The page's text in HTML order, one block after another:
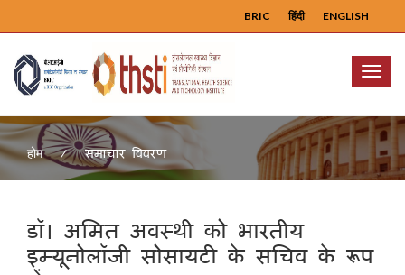
ENGLISH
हिंदी
BRIC
Menu
होम समाचार विवरण
डॉ। अमित अवस्थी को भारतीय
इम्यूनोलॉजी सोसायटी के सचिव के रूप